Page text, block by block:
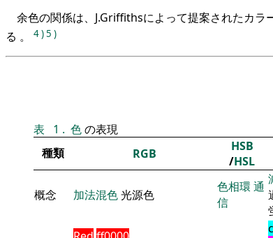
余色の関係は、J.Griffithsによって提案されたカラ
る 。
4)5 )
表
1 . 色の表現
種類
RGB
HSB
/HSL
概念 加法混色光源色
色相環 通
信